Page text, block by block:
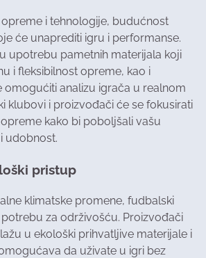
i tehnologije, budućnost
će unaprediti igru i performanse.
upotrebu pametnih materijala koji
i fleksibilnost opreme, kao i
omogućiti analizu igrača u realnom
klubovi i proizvođači će se fokusirati
kako bi poboljšali vašu
udobnost.
pristup
klimatske promene, fudbalski
za održivošću. Proizvođači
u ekološki prihvatljive materijale i
da uživate u igri bez